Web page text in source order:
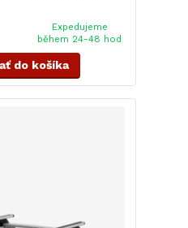
Expedujeme
během 24-48 hod
do košíka